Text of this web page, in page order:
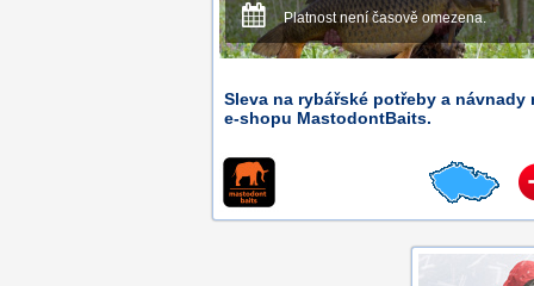
Platnost není časově omezena.
Sleva na rybářské potřeby a návnady
e-shopu MastodontBaits.